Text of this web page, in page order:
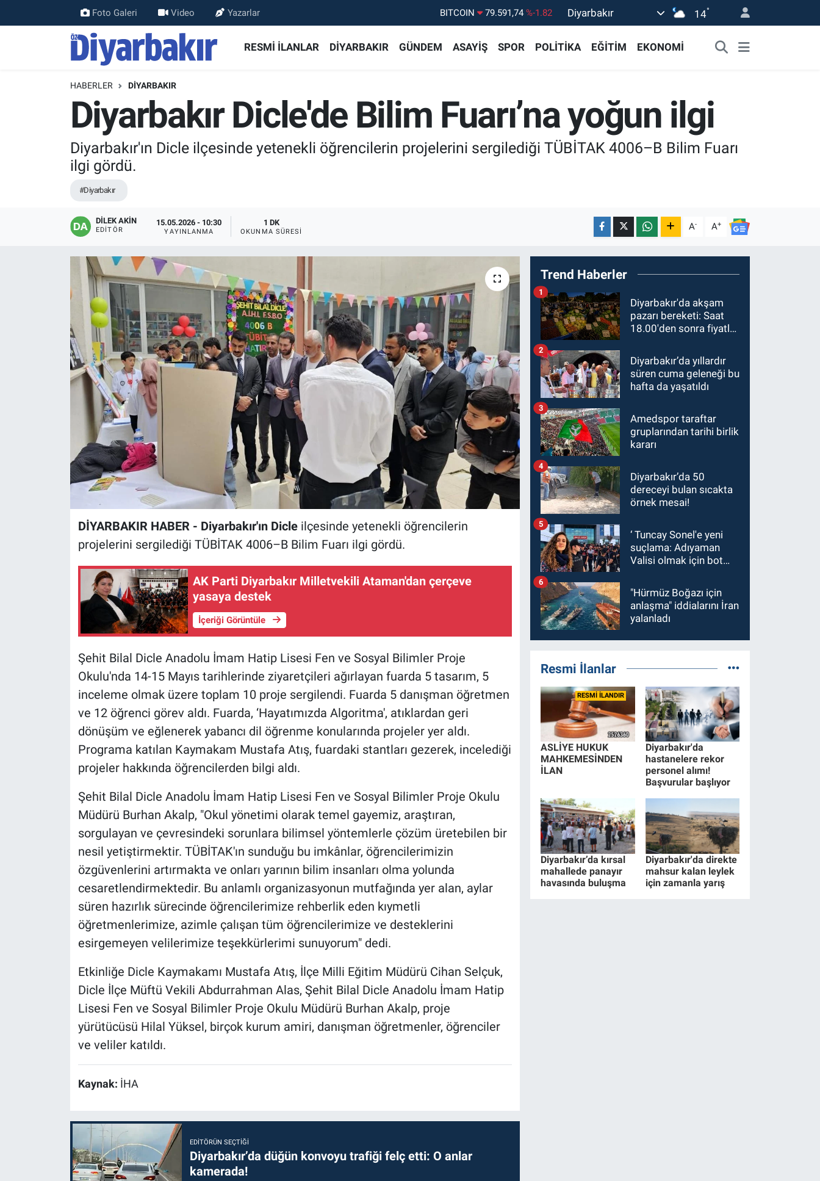
Foto Galeri Video Yazarlar
DOLAR
45,43620 %0.02
EURO
BİST100
14.598,00 %0
Diyarbakır 14°
RESMİ İLANLAR DİYARBAKIR GÜNDEM ASAYİŞ SPOR POLİTİKA EĞİTİM EKONOMİ
HABERLER DİYARBAKIR
Diyarbakır Dicle'de Bilim Fuarı’na yoğun ilgi
Diyarbakır'ın Dicle ilçesinde yetenekli öğrencilerin projelerini sergilediği TÜBİTAK 4006–B Bilim Fuarı
ilgi gördü.
#Diyarbakır
DİLEK AKİN
EDITÖR
15.05.2026 - 10:30
YAYINLANMA
1 DK
OKUNMA SÜRESI A- A+
DİYARBAKIR HABER - Diyarbakır'ın Dicleilçesinde yetenekli öğrencilerin
projelerini sergilediği TÜBİTAK 4006–B Bilim Fuarı ilgi gördü.
AK Parti Diyarbakır Milletvekili Ataman'dan çerçeve
yasaya destek
İçeriği Görüntüle
Şehit Bilal Dicle Anadolu İmam Hatip Lisesi Fen ve Sosyal Bilimler Proje
Okulu'nda 14-15 Mayıs tarihlerinde ziyaretçileri ağırlayan fuarda 5 tasarım, 5
inceleme olmak üzere toplam 10 proje sergilendi. Fuarda 5 danışman öğretmen
ve 12 öğrenci görev aldı. Fuarda, ‘Hayatımızda Algoritma', atıklardan geri
dönüşüm ve eğlenerek yabancı dil öğrenme konularında projeler yer aldı.
Programa katılan Kaymakam Mustafa Atış, fuardaki stantları gezerek, incelediği
projeler hakkında öğrencilerden bilgi aldı.
Şehit Bilal Dicle Anadolu İmam Hatip Lisesi Fen ve Sosyal Bilimler Proje Okulu
Müdürü Burhan Akalp, "Okul yönetimi olarak temel gayemiz, araştıran,
sorgulayan ve çevresindeki sorunlara bilimsel yöntemlerle çözüm üretebilen bir
nesil yetiştirmektir. TÜBİTAK'ın sunduğu bu imkânlar, öğrencilerimizin
özgüvenlerini artırmakta ve onları yarının bilim insanları olma yolunda
cesaretlendirmektedir. Bu anlamlı organizasyonun mutfağında yer alan, aylar
süren hazırlık sürecinde öğrencilerimize rehberlik eden kıymetli
öğretmenlerimize, azimle çalışan tüm öğrencilerimize ve desteklerini
esirgemeyen velilerimize teşekkürlerimi sunuyorum" dedi.
Etkinliğe Dicle Kaymakamı Mustafa Atış, İlçe Milli Eğitim Müdürü Cihan Selçuk,
Dicle İlçe Müftü Vekili Abdurrahman Alas, Şehit Bilal Dicle Anadolu İmam Hatip
Lisesi Fen ve Sosyal Bilimler Proje Okulu Müdürü Burhan Akalp, proje
yürütücüsü Hilal Yüksel, birçok kurum amiri, danışman öğretmenler, öğrenciler
ve veliler katıldı.
Kaynak: İHA
EDITÖRÜN SEÇTIĞI
Diyarbakır’da düğün konvoyu trafiği felç etti: O anlar
kamerada!
Trend Haberler
Diyarbakır'da akşam
pazarı bereketi: Saat
18.00'den sonra fiyatlar
1
Diyarbakır’da yıllardır
süren cuma geleneği bu
hafta da yaşatıldı
2
Amedspor taraftar
gruplarından tarihi birlik
kararı
3
Diyarbakır’da 50
dereceyi bulan sıcakta
örnek mesai!
4
‘ Tuncay Sonel'e yeni
suçlama: Adıyaman
Valisi olmak için bot
5
"Hürmüz Boğazı için
anlaşma" iddialarını İran
yalanladı
6
Resmi İlanlar
RESMİ İLANDIR
ASLİYE HUKUK
MAHKEMESİNDEN
İLAN
Diyarbakır'da
hastanelere rekor
personel alımı!
Başvurular başlıyor
Diyarbakır’da kırsal
mahallede panayır
havasında buluşma
Diyarbakır'da direkte
mahsur kalan leylek
için zamanla yarış
RESMİ İLANLAR
DİYARBAKIR
EKONOMİ
GÜNDEM
KÜLTÜR SANAT
EĞİTİM
ÖZEL HABER
POLİTİKA
SAĞLIK
TEKNOLOJİ
Nöbetçi Eczaneler
Namaz Vakitleri
Trafik Durumu
Süper Lig Puan Durumu ve Fikstür
Son Dakika Haberleri
Haber Arşivi